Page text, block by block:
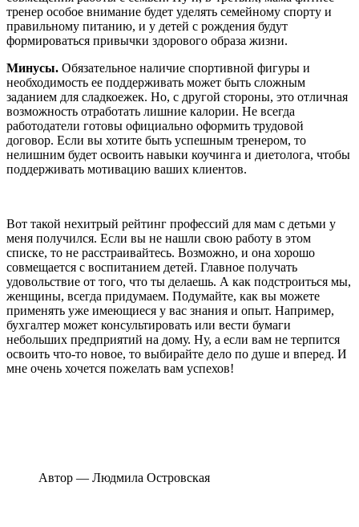
тренер особое внимание будет уделять семейному спорту и
правильному питанию, и у детей с рождения будут
формироваться привычки здорового образа жизни.
Минусы. Обязательное наличие спортивной фигуры и
необходимость ее поддерживать может быть сложным
заданием для сладкоежек. Но, с другой стороны, это отличная
возможность отработать лишние калории. Не всегда
работодатели готовы официально оформить трудовой
договор. Если вы хотите быть успешным тренером, то
нелишним будет освоить навыки коучинга и диетолога, чтобы
поддерживать мотивацию ваших клиентов.
Вот такой нехитрый рейтинг профессий для мам с детьми у
меня получился. Если вы не нашли свою работу в этом
списке, то не расстраивайтесь. Возможно, и она хорошо
совмещается с воспитанием детей. Главное получать
удовольствие от того, что ты делаешь. А как подстроиться мы,
женщины, всегда придумаем. Подумайте, как вы можете
применять уже имеющиеся у вас знания и опыт. Например,
бухгалтер может консультировать или вести бумаги
небольших предприятий на дому. Ну, а если вам не терпится
освоить что-то новое, то выбирайте дело по душе и вперед. И
мне очень хочется пожелать вам успехов!
Автор — Людмила Островская